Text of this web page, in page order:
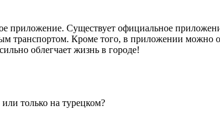
приложение. Существует официальное
транспортом. Кроме того, в приложении можно
облегчает жизнь в городе!
только на турецком?